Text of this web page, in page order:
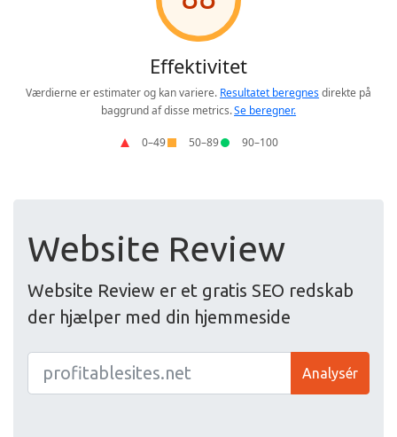
Website Review
Website Review er et gratis SEO redskab
der hjælper med din hjemmeside
Analysér